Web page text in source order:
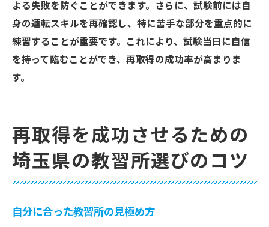
よる失敗を防ぐことができます。さらに、試験前には自
身の運転スキルを再確認し、特に苦手な部分を重点的に
練習することが重要です。これにより、試験当日に自信
を持って臨むことができ、再取得の成功率が高まりま
す。
再取得を成功させるための
埼玉県の教習所選びのコツ
自分に合った教習所の見極め方